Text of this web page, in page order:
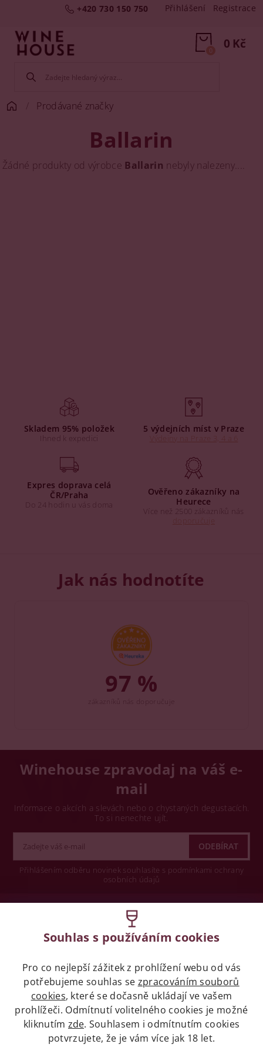
+420 730 150 750 Přihlášení Registrace
0 Kč
0
Prodávané značky
Ballarin
Žádné produkty od výrobce Ballarin nebyly nalezeny....
Skladem 95% položek
Ihned k expedici
5 výdejních míst v Praze
Expres doprava celá
ČR/Praha
Do 24 hodin u vás doma
Ověřeno zákazníky na
Heurece
Více než 2500 zákazníků nás
Jak nás hodnotíte
97 %
Winehouse zpravodaj na váš e-
mail
Informace o akcích a slevách nebo o chystaných degustacích.
To si nenechte ujít.
Přihlášením odběru novinek souhlasíte s podmínkami ochrany
osobních údajů
Legislativa
Zákaz prodeje alkoholických nápojů osobám
mladších 18 let.
Naše služby
Souhlas s používáním cookies
Pro co nejlepší zážitek z prohlížení webu od vás
potřebujeme souhlas se zpracováním souborů
cookies, které se dočasně ukládají ve vašem
prohlížeči. Odmítnutí volitelného cookies je možné
kliknutím zde. Souhlasem i odmítnutím cookies
potvrzujete, že je vám více jak 18 let.